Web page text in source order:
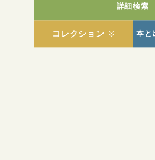
詳細検索
コレクション 本と